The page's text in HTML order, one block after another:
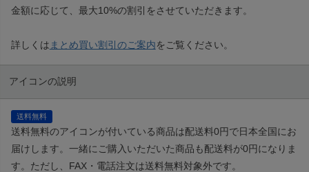
金額に応じて、最大10%の割引をさせていただきます。
詳しくは まとめ買い割引のご案内をご覧ください。
アイコンの説明
送料無料
送料無料のアイコンが付いている商品は配送料0円で日本全国にお
届けします。一緒にご購入いただいた商品も配送料が0円になりま
す。ただし、FAX・電話注文は送料無料対象外です。